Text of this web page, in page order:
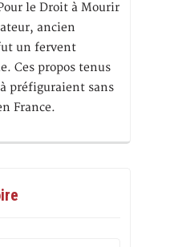
le Droit à Mourir
ancien
un fervent
Ces propos tenus
préfiguraient sans
France.